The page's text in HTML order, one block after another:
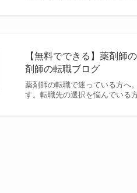
【無料でできる】薬剤
剤師の転職ブログ
薬剤師の転職で迷っている方へ
す。転職先の選択を悩んでいる